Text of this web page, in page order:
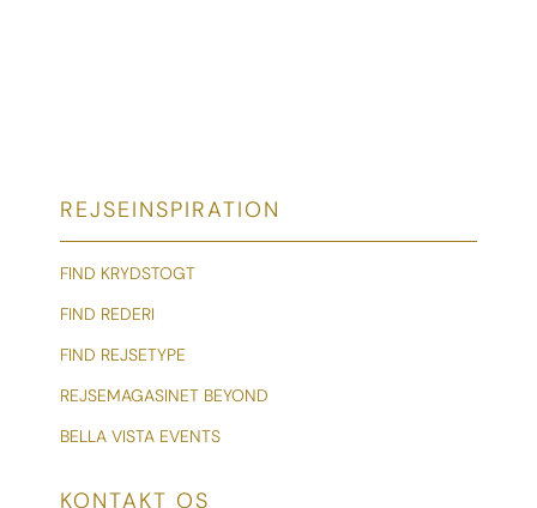
REJSEINSPIRATION
FIND KRYDSTOGT
FIND REDERI
FIND REJSETYPE
REJSEMAGASINET BEYOND
BELLA VISTA EVENTS
KONTAKT OS